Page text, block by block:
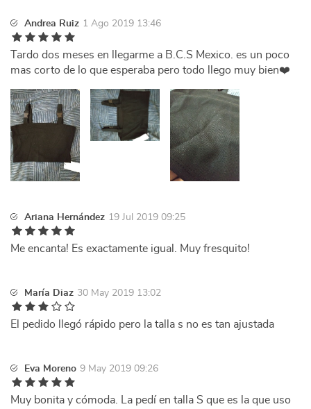
Andrea Ruiz 1 Ago 2019 13:46
Tardo dos meses en llegarme a B.C.S Mexico. es un poco
mas corto de lo que esperaba pero todo llego muy bien❤️
Ariana Hernández 19 Jul 2019 09:25
Me encanta! Es exactamente igual. Muy fresquito!
María Diaz 30 May 2019 13:02
El pedido llegó rápido pero la talla s no es tan ajustada
Eva Moreno 9 May 2019 09:26
Muy bonita y cómoda. La pedí en talla S que es la que uso